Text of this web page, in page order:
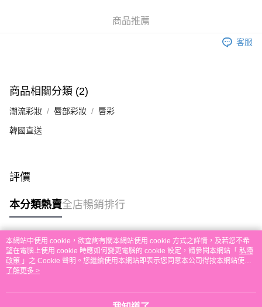
eshop@colourmix-cosmetics.com** **我們不會處理沒有提供存款單據的訂
每筆HK$30.00，滿HK$580.00或以上免運費
門市自取
商品推薦
客服
商品相關分類 (2)
潮流彩妝 唇部彩妝 唇彩
韓國直送
評價
本分類熱賣全店暢銷排行
熱門標籤
熱銷排行
本網站中使用 cookie，欲查詢有關本網站使用 cookie 方式之詳情，及若您不希
望在電腦上使用 cookie 時應如何變更電腦的 cookie 設定，請參閱本網站「 私隱
政策 」之 Cookie 聲明。您繼續使用本網站即表示您同意本公司得按本網站使用
條款之 Cookie 聲明使用 cookie。
了解更多 >